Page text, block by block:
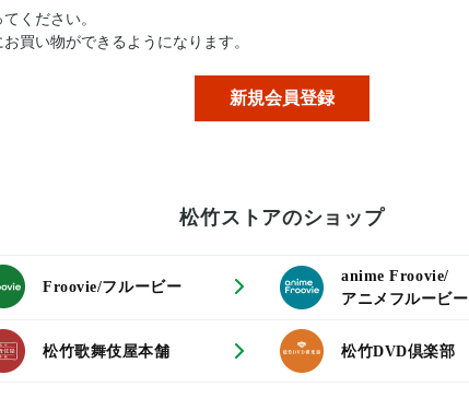
ください。
買い物ができるようになります。
松竹ストアのショップ
Froovie/フルービー
anime Froovie/
アニメフルービー
松竹歌舞伎屋本舗 松竹DVD倶楽部